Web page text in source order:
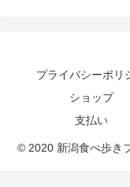
プライバシーポリ
ショップ
支払い
© 2020 新潟食べ歩き